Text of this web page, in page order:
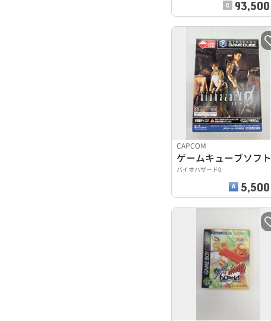
93,500
CAPCOM
ゲームキューブソフト
バイオハザード0
5,500